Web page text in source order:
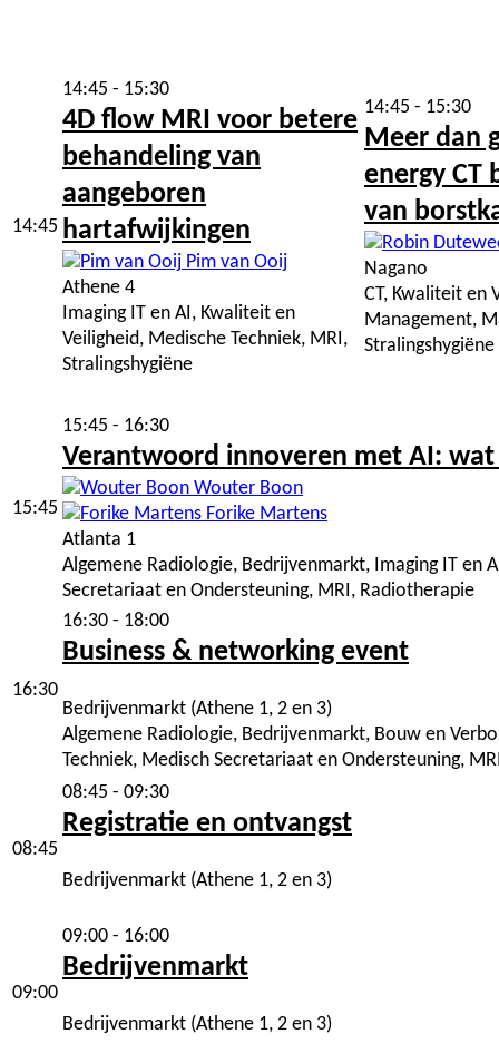
14:45
14:45 - 15:30
4D flow MRI voor betere
behandeling van
aangeboren
hartafwijkingen
Pim van Ooij
Athene 4
Imaging IT en AI, Kwaliteit en
Veiligheid, Medische Techniek, MRI,
Stralingshygiëne
14:45 - 15:30
Meer dan
energy CT
van
Nagano
CT, Kwaliteit en
Management,
Stralingshygiëne
15:45
15:45 - 16:30
Verantwoord innoveren met AI:
Wouter Boon
Forike Martens
Atlanta 1
Algemene Radiologie, Bedrijvenmarkt, Imaging IT en
Secretariaat en Ondersteuning, MRI, Radiotherapie
16:30
16:30 - 18:00
Business & networking event
Bedrijvenmarkt (Athene 1, 2 en 3)
Algemene Radiologie, Bedrijvenmarkt, Bouw en
Techniek, Medisch Secretariaat en Ondersteuning,
08:45
08:45 - 09:30
Registratie en ontvangst
Bedrijvenmarkt (Athene 1, 2 en 3)
09:00
09:00 - 16:00
Bedrijvenmarkt
Bedrijvenmarkt (Athene 1, 2 en 3)